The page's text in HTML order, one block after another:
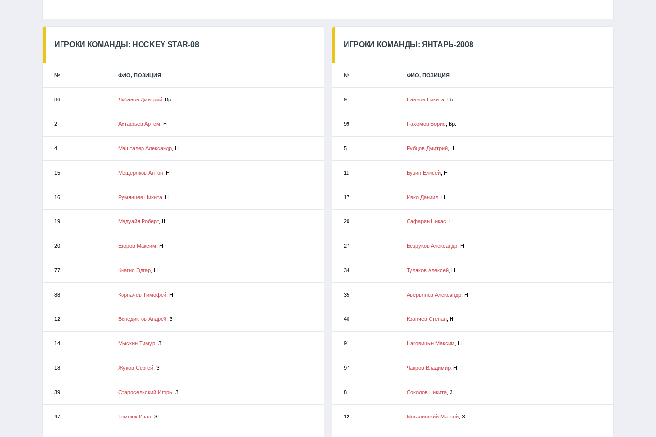
ИГРОКИ КОМАНДЫ: HOCKEY STAR-08
№ ФИО, ПОЗИЦИЯ
86 Лобанов Дмитрий , Вр.
2 Астафьев Артем , Н
4 Машталер Александр , Н
15 Мещеряков Антон , Н
16 Румянцев Никита , Н
19 Медуайя Роберт, Н
20 Егоров Максим , Н
77 Кнагис Эдгар , Н
88 Корначев Тимофей , Н
12 Венедиктов Андрей , З
14 Мыскин Тимур , З
18 Жуков Сергей , З
39 Старосельский Игорь , З
47 Темнюк Иван , З
ИГРОКИ КОМАНДЫ: ЯНТАРЬ-2008
№ ФИО, ПОЗИЦИЯ
9 Павлов Никита , Вр.
99 Пахомов Борис , Вр.
5 Рубцов Дмитрий , Н
11 Бузин Елисей , Н
17 Ивко Даниил , Н
20 Сафарян Никас , Н
27 Безруков Александр , Н
34 Туляков Алексей , Н
35 Аверьянов Александр , Н
40 Кранчев Степан , Н
91 Наговицын Максим , Н
97 Чакров Владимир , Н
8 Соколов Никита , З
12 Мегалинский Матвей , З